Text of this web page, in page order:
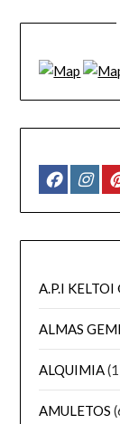
A.P.I KELTOI
ALMAS
ALQUIMIA
AMULETOS